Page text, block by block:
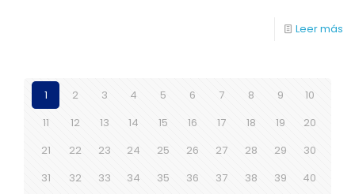
Leer más
1 2 3 4 5 6 7 8 9
10
11
12 13 14 15 16 17 18 19
20
21
22 23 24 25 26 27 28 29
30
31
32 33 34 35 36 37 38 39
40